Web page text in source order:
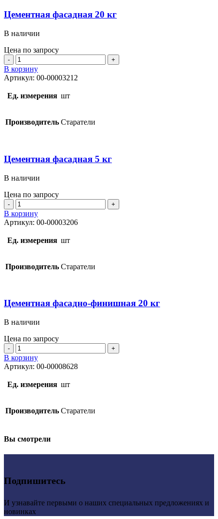
Цементная фасадная 20 кг
В наличии
Цена по запросу
Количество
товара
Цементная
фасадная
20
кг
В корзину
Артикул: 00-00003212
Ед. измерения шт
Производитель Старатели
Цементная фасадная 5 кг
В наличии
Цена по запросу
Количество
товара
Цементная
фасадная
5
кг
В корзину
Артикул: 00-00003206
Ед. измерения шт
Производитель Старатели
Цементная фасадно-финишная 20 кг
В наличии
Цена по запросу
Количество
товара
Цементная
фасадно-
финишная
20
В корзину
Артикул: 00-00008628
Ед. измерения шт
Производитель Старатели
Вы смотрели
Подпишитесь
И узнавайте первыми о наших специальных предложениях и
новинках